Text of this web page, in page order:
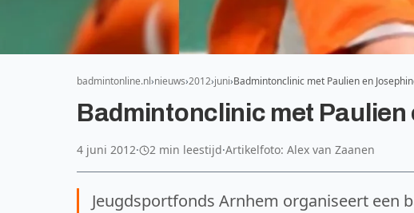
badmintonline.nl nieuws 2012 juni Badmintonclinic met Paulien en
Badmintonclinic met
4 juni 2012· 2 min leestijd·Artikelfoto: Alex van Zaanen
Jeugdsportfonds Arnhem organiseert een